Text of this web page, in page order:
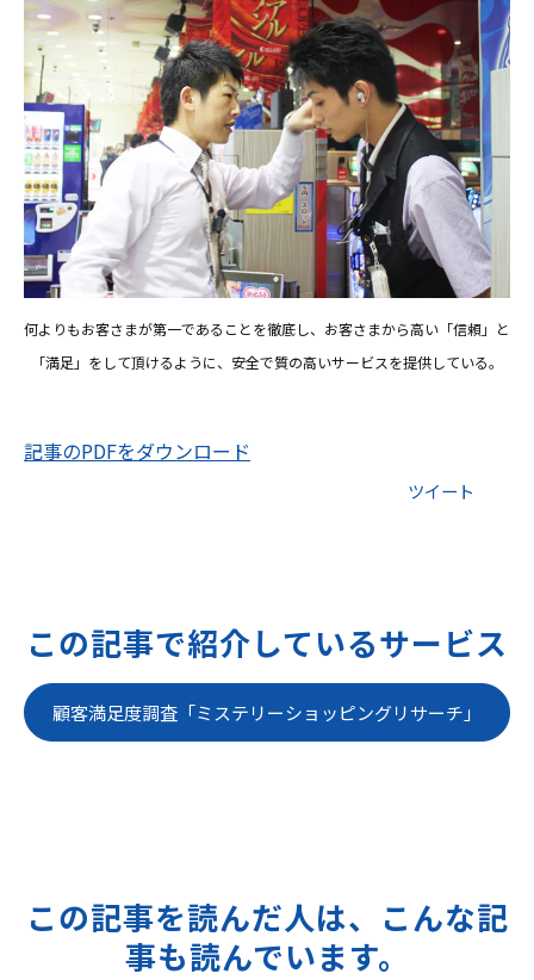
何よりもお客さまが第一であることを徹底し、お客さまから高い「信頼」と
「満足」をして頂けるように、安全で質の高いサービスを提供している。
記事のPDFをダウンロード
ツイート
この記事で紹介しているサービス
顧客満足度調査「ミステリーショッピングリサーチ」
この記事を読んだ人は、こんな記
事も読んでいます。